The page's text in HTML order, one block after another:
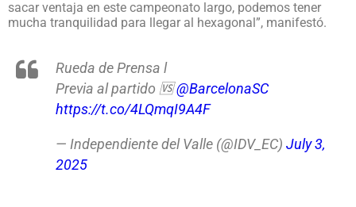
sacar ventaja en este campeonato largo, podemos tener
mucha tranquilidad para llegar al hexagonal”, manifestó.
Rueda de Prensa l
Previa al partido 🆚@BarcelonaSC
https://t.co/4LQmqI9A4F
— Independiente del Valle (@IDV_EC) July 3,
2025